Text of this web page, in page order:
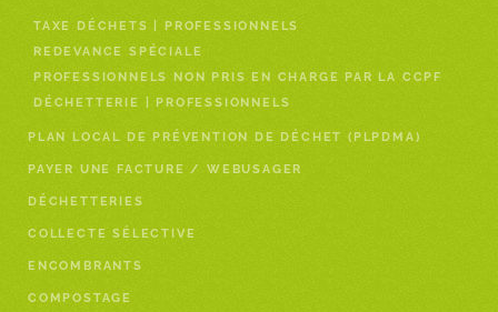
TAXE DÉCHETS | PROFESSIONNELS
REDEVANCE SPÉCIALE
PROFESSIONNELS NON PRIS EN CHARGE PAR LA CCPF
DÉCHETTERIE | PROFESSIONNELS
PLAN LOCAL DE PRÉVENTION DE DÉCHET (PLPDMA)
PAYER UNE FACTURE / WEBUSAGER
DÉCHETTERIES
COLLECTE SÉLECTIVE
ENCOMBRANTS
COMPOSTAGE